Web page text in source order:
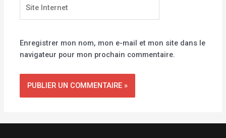
Internet
Enregistrer mon nom, mon e-mail et mon site dans le
navigateur pour mon prochain commentaire.